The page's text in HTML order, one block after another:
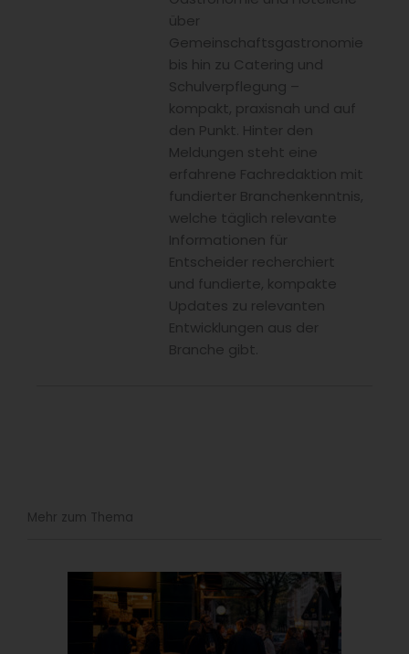
über
Gemeinschaftsgastronomie
bis hin zu Catering und
Schulverpflegung –
kompakt, praxisnah und auf
den Punkt. Hinter den
Meldungen steht eine
erfahrene Fachredaktion mit
fundierter Branchenkenntnis,
welche täglich relevante
Informationen für
Entscheider recherchiert
und fundierte, kompakte
Updates zu relevanten
Entwicklungen aus der
Branche gibt.
Mehr zum Thema